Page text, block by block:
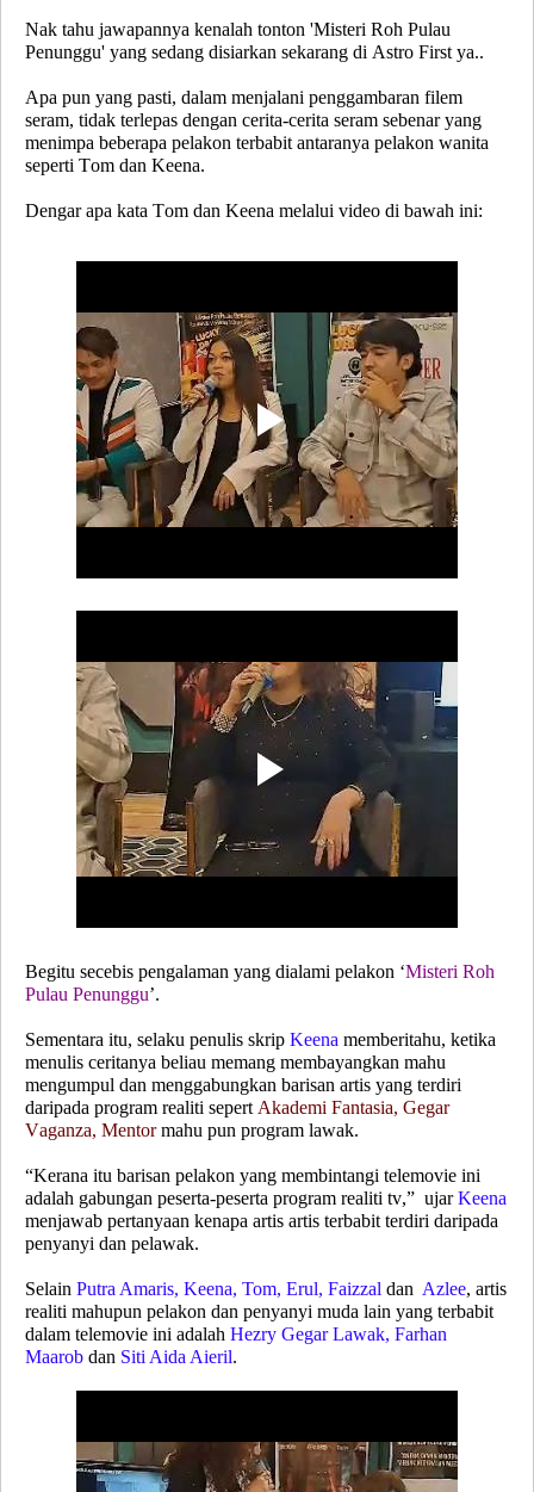
Nak tahu jawapannya kenalah tonton 'Misteri Roh Pulau
Penunggu' yang sedang disiarkan sekarang di Astro First ya..
Apa pun yang pasti, dalam menjalani penggambaran filem
seram, tidak terlepas dengan cerita-cerita seram sebenar yang
menimpa beberapa pelakon terbabit antaranya pelakon wanita
seperti Tom dan Keena.
Dengar apa kata Tom dan Keena melalui video di bawah ini:
Begitu secebis pengalaman yang dialami pelakon ‘Misteri Roh
Pulau Penunggu’.
Sementara itu, selaku penulis skrip Keena memberitahu, ketika
menulis ceritanya beliau memang membayangkan mahu
mengumpul dan menggabungkan barisan artis yang terdiri
daripada program realiti sepert Akademi Fantasia, Gegar
Vaganza, Mentormahu pun program lawak.
“Kerana itu barisan pelakon yang membintangi telemovie ini
adalah gabungan peserta-peserta program realiti tv,” ujarKeena
menjawab pertanyaan kenapa artis artis terbabit terdiri daripada
penyanyi dan pelawak.
Selain Putra Amaris, Keena, Tom, Erul, Faizzal dan Azlee, artis
realiti mahupun pelakon dan penyanyi muda lain yang terbabit
dalam telemovie ini adalah Hezry Gegar Lawak, Farhan
Maarob dan Siti Aida Aieril.